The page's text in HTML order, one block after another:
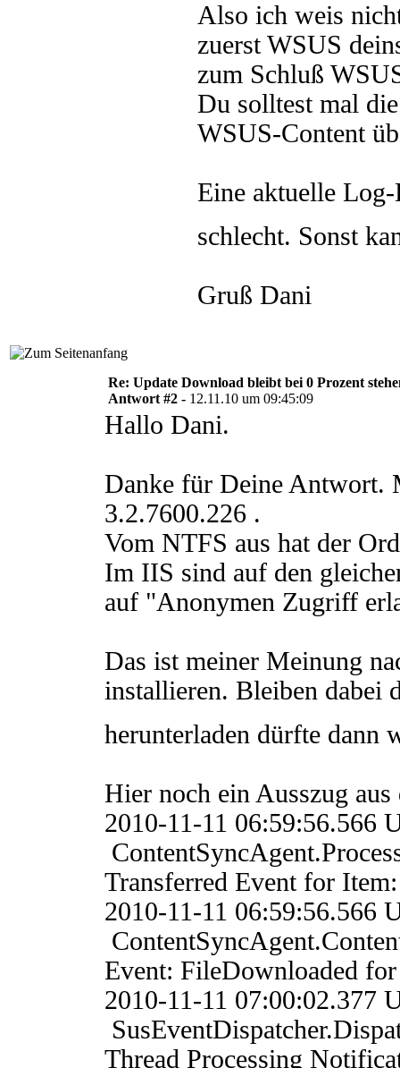
Also ich weis
zuerst WSUS
zum Schluß
Du solltest mal
WSUS-Content
Eine aktuelle
schlecht. Sonst
Gruß Dani
Re: Update Download bleibt bei 0 Prozent
Antwort #2 - 12.11.10 um 09:45:09
Hallo Dani.
Danke für Deine Antwort.
3.2.7600.226 .
Vom NTFS aus hat der
Im IIS sind auf den
auf "Anonymen Zugriff
Das ist meiner Meinung
installieren. Bleiben dabei
herunterladen dürfte dann
Hier noch ein Ausszug
2010-11-11
Transferred Event for
2010-11-11
Event: FileDownloaded
2010-11-11
Thread Processing